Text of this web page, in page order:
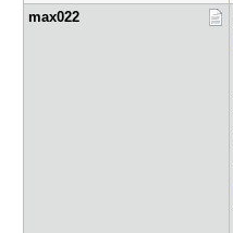
max022